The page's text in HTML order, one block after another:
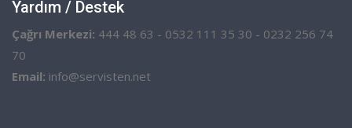
Yardım / Destek
Çağrı Merkezi: 444 48 63 - 0532 111 35 30 - 0232 256 74
70
Email: info@servisten.net